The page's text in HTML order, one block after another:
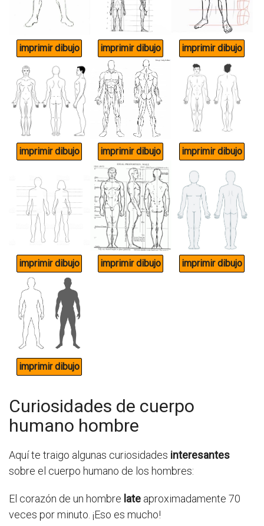
Curiosidades de cuerpo
humano hombre
Aquí te traigo algunas curiosidades interesantes
sobre el cuerpo humano de los hombres:
El corazón de un hombre late aproximadamente 70
veces por minuto. ¡Eso es mucho!